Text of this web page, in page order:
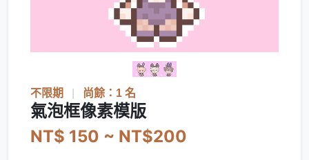
不限期 尚餘：1 名
氣泡框像素模版
NT$ 150 ~ NT$200